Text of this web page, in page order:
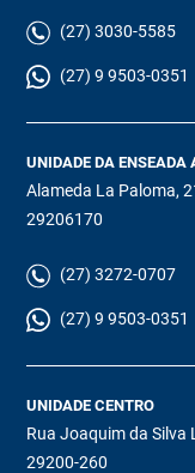
(27) 3030-5585
(27) 9 9503-0351
UNIDADE DA ENSEADA
Alameda La Paloma,
29206170
(27) 3272-0707
(27) 9 9503-0351
UNIDADE CENTRO
Rua Joaquim da Silva
29200-260